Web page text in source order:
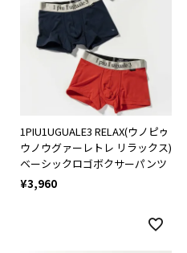
1PIU1UGUALE3 RELAX(ウノピゥ
ウノウグァーレトレ リラックス)
ベーシックロゴボクサーパンツ
¥3,960